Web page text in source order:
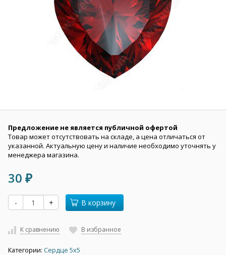
Предложение не является публичной офертой
Товар может отсутствовать на складе, а цена отличаться от
указанной. Актуальную цену и наличие необходимо уточнять у
менеджера магазина.
30 ₽
- + В корзину
К сравнению В избранное
Категории: Сердце 5х5